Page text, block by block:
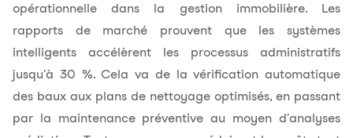
opérationnelle dans la gestion immobilière. Les
rapports de marché prouvent que les systèmes
intelligents accélèrent les processus administratifs
jusqu'à 30 %. Cela va de la vérification automatique
des baux aux plans de nettoyage optimisés, en passant
par la maintenance préventive au moyen d'analyses